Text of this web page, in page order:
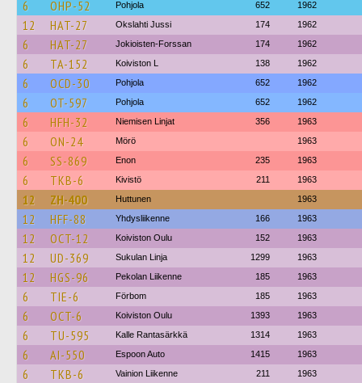
6 OHP-52 Pohjola 652 1962
12 HAT-27 Okslahti Jussi 174 1962
6 HAT-27 Jokioisten-Forssan 174 1962
6 TA-152 Koiviston L 138 1962
6 OCD-30 Pohjola 652 1962
6 OT-597 Pohjola 652 1962
6 HFH-32 Niemisen Linjat 356 1963
6 ON-24 Mörö 1963
6 SS-869 Enon 235 1963
6 TKB-6 Kivistö 211 1963
12 ZH-400 Huttunen 1963
12 HFF-88 Yhdysliikenne 166 1963
12 OCT-12 Koiviston Oulu 152 1963
12 UD-369 Sukulan Linja 1299 1963
12 HGS-96 Pekolan Liikenne 185 1963
6 TIE-6 Förbom 185 1963
6 OCT-6 Koiviston Oulu 1393 1963
6 TU-595 Kalle Rantasärkkä 1314 1963
6 AI-550 Espoon Auto 1415 1963
6 TKB-6 Vainion Liikenne 211 1963